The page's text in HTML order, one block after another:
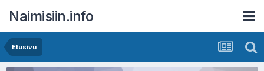
Naimisiin.info
Etusivu